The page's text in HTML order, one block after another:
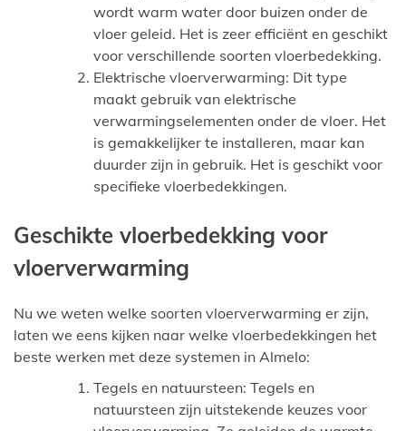
wordt warm water door buizen onder de
vloer geleid. Het is zeer efficiënt en geschikt
voor verschillende soorten vloerbedekking.
Elektrische vloerverwarming: Dit type
maakt gebruik van elektrische
verwarmingselementen onder de vloer. Het
is gemakkelijker te installeren, maar kan
duurder zijn in gebruik. Het is geschikt voor
specifieke vloerbedekkingen.
Geschikte vloerbedekking voor
vloerverwarming
Nu we weten welke soorten vloerverwarming er zijn,
laten we eens kijken naar welke vloerbedekkingen het
beste werken met deze systemen in Almelo:
Tegels en natuursteen: Tegels en
natuursteen zijn uitstekende keuzes voor